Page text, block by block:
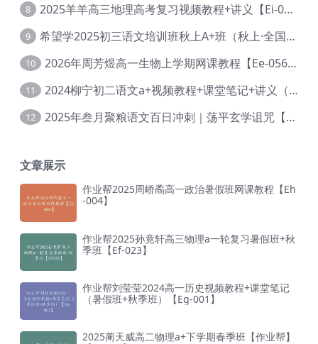
8 2025羊羊高三地理高考复习视频教程+讲义【Ei-051】
9 希望学2025初三语文培训班秋上A+班（秋上·全国版·A+）【Da-031】
10 2026年周芳煜高一生物上学期网课教程【Ee-056】
11 2024柳宁初二语文a+视频教程+课堂笔记+讲义（暑假班+秋季班）【Da-003】
12 2025年叁月聚粮语文百日冲刺｜荡平玄学诅咒【Ea-001】
文章展示
作业帮2025周峤矞高一政治暑假班网课教程【Eh
-004】
作业帮2025孙竟轩高三物理a一轮复习暑假班+秋
季班【Ef-023】
作业帮刘莹莹2024高一历史视频教程+课堂笔记
（暑假班+秋季班）【Eg-001】
2025蔺天威高二物理a+下学期春季班【作业帮】